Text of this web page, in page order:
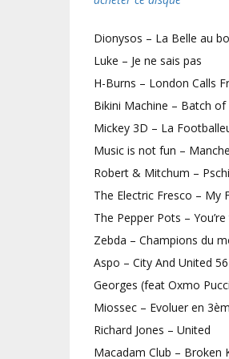
Dionysos – La Belle au
Luke – Je ne sais pas
H-Burns – London Calls
Bikini Machine – Batch of
Mickey 3D – La
Music is not fun –
Robert & Mitchum –
The Electric Fresco – My
The Pepper Pots –
Zebda – Champions du
Aspo – City And United 56
Georges (feat Oxmo
Miossec – Evoluer en
Richard Jones – United
Macadam Club – Broken